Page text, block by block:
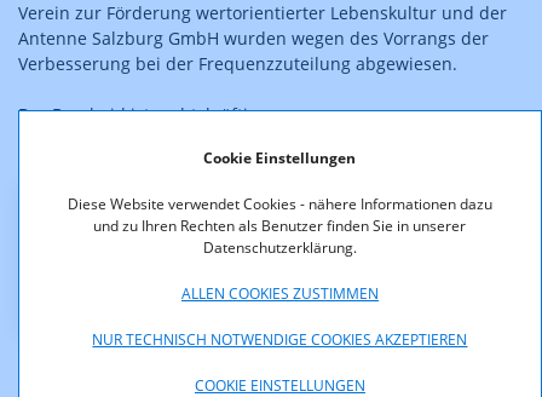
Cookie Einstellungen
Diese Website verwendet Cookies - nähere Informationen dazu
und zu Ihren Rechten als Benutzer finden Sie in unserer
Datenschutzerklärung.
ALLEN COOKIES ZUSTIMMEN
NUR TECHNISCH NOTWENDIGE COOKIES AKZEPTIEREN
COOKIE EINSTELLUNGEN
Verein zur Förderung wertorientierter Lebenskultur und der
Antenne Salzburg GmbH wurden wegen des Vorrangs der
Verbesserung bei der Frequenzzuteilung abgewiesen.
Der Bescheid ist rechtskräftig.
Downloads